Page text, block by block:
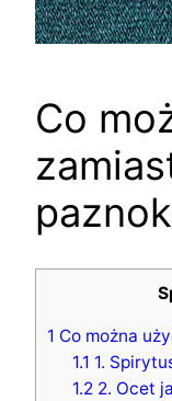
Co
1 Co można
1.1 1.
1.2 2. Ocet